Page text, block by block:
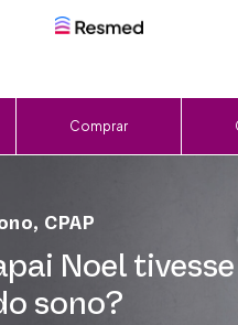
Comprar
, CPAP
Noel tivesse
sono?